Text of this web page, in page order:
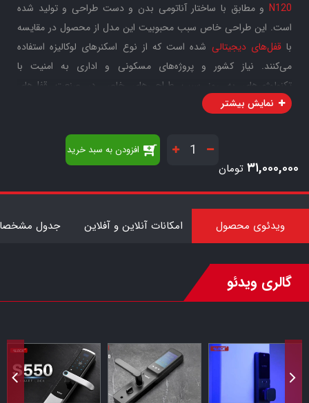
N120 و مطابق با ساختار آناتومی بدن و دست طراحی و تولید شده
است. این طراحی خاص سبب محبوبیت این مدل از محصول در مقایسه
باقفل‌های دیجیتالی شده است که از نوع اسکنرهای لوکالیزه استفاده
می‌کنند. نیاز کشور و پروژه‌های مسکونی و اداری به امنیت با
تکنولوژی‌های به روز سبب طراحی‌های خاص در صنعت قفل‌های
الکترونیکی ALOCK شده است. یکی از ویژگی‌های دستگیره اثر انگشتی
صفحه لمسی و نمایشگر این دستگیره به شیشه Tempered Glass
مجهز شده که این محصول را در برابر ضربه و خش پذیری بسیار مقاوم
نمایش بیشتر
۳۱,۰۰۰,۰۰۰ تومان
افزودن به سبد خرید
ویدئوی محصول امکانات آنلاین و آفلاین جدول
گالری ویدئو